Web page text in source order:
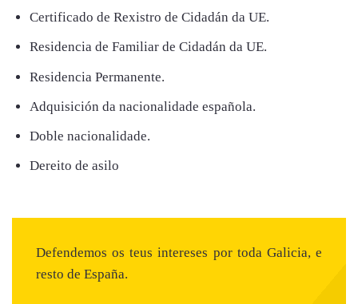
Certificado de Rexistro de Cidadán da UE.
Residencia de Familiar de Cidadán da UE.
Residencia Permanente.
Adquisición da nacionalidade española.
Doble nacionalidade.
Dereito de asilo
Defendemos os teus intereses por toda Galicia, e
resto de España.